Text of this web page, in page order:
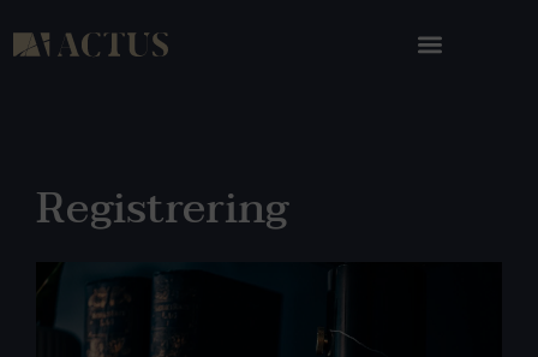
Registrering